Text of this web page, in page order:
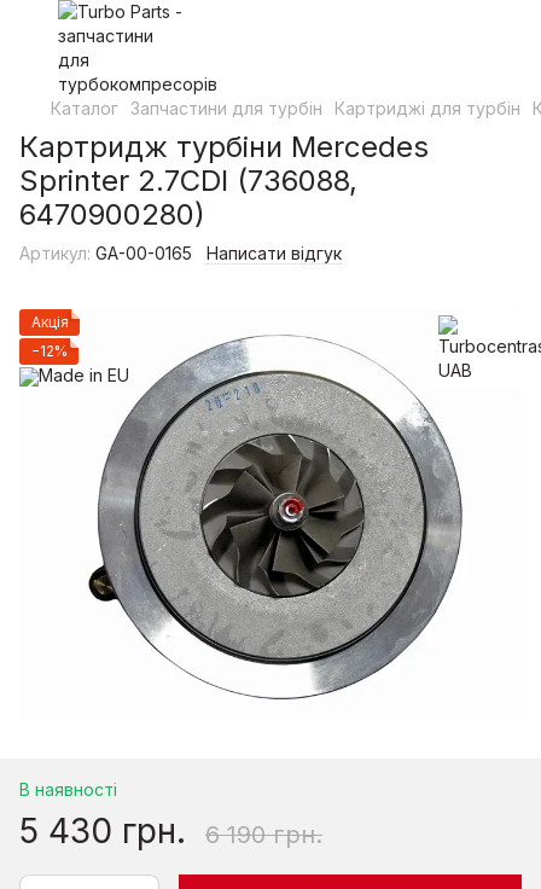
Каталог Запчастини для турбін Картриджі для турбін
Картридж турбіни Mercedes
Sprinter 2.7CDI (736088,
6470900280)
Артикул: GA-00-0165 Написати відгук
Акція
−12%
В наявності
5 430 грн. 6 190 грн.